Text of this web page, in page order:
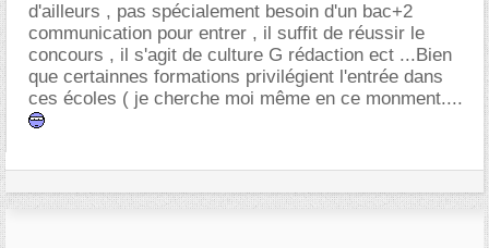
d'ailleurs , pas spécialement besoin d'un bac+2
communication pour entrer , il suffit de réussir le
concours , il s'agit de culture G rédaction ect ...Bien
que certainnes formations privilégient l'entrée dans
ces écoles ( je cherche moi même en ce monment....